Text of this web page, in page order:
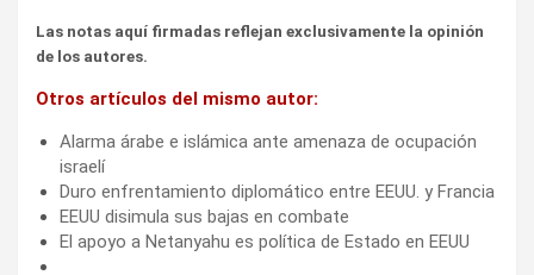
Las notas aquí firmadas reflejan exclusivamente la opinión
de los autores.
Otros artículos del mismo autor:
Alarma árabe e islámica ante amenaza de ocupación
israelí
Duro enfrentamiento diplomático entre EEUU. y Francia
EEUU disimula sus bajas en combate
El apoyo a Netanyahu es política de Estado en EEUU